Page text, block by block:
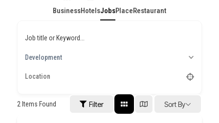
BusinessHotelsJobsPlaceRestaurant
Job title or Keyword...
Development
2 Items Found Filter Sort By